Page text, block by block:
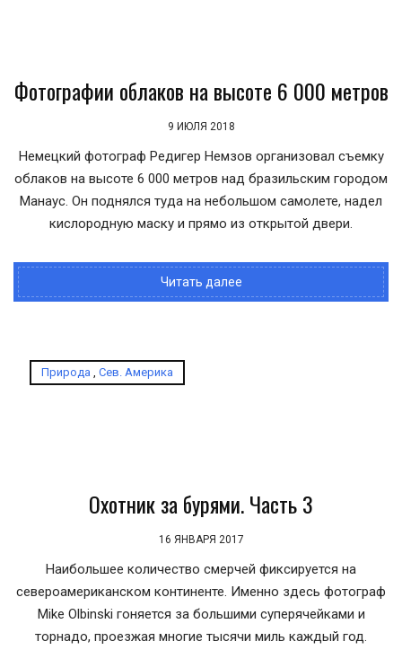
Фотографии облаков на высоте 6 000 метров
9 ИЮЛЯ 2018
Немецкий фотограф Рeдигер Немзов организовал съемку
облаков на высоте 6 000 метров над бразильским городом
Манаус. Он поднялся туда на небольшом самолете, надел
кислородную маску и прямо из открытой двери.
Читать далее
Природа , Сев. Америка
Охотник за бурями. Часть 3
16 ЯНВАРЯ 2017
Наибольшее количество смерчей фиксируется на
североамериканском континенте. Именно здесь фотограф
Mike Olbinski гоняется за большими суперячейками и
торнадо, проезжая многие тысячи миль каждый год.